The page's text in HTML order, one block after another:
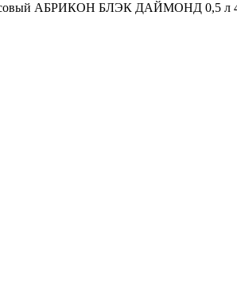
АБРИКОН БЛЭК ДАЙМОНД 0,5 л